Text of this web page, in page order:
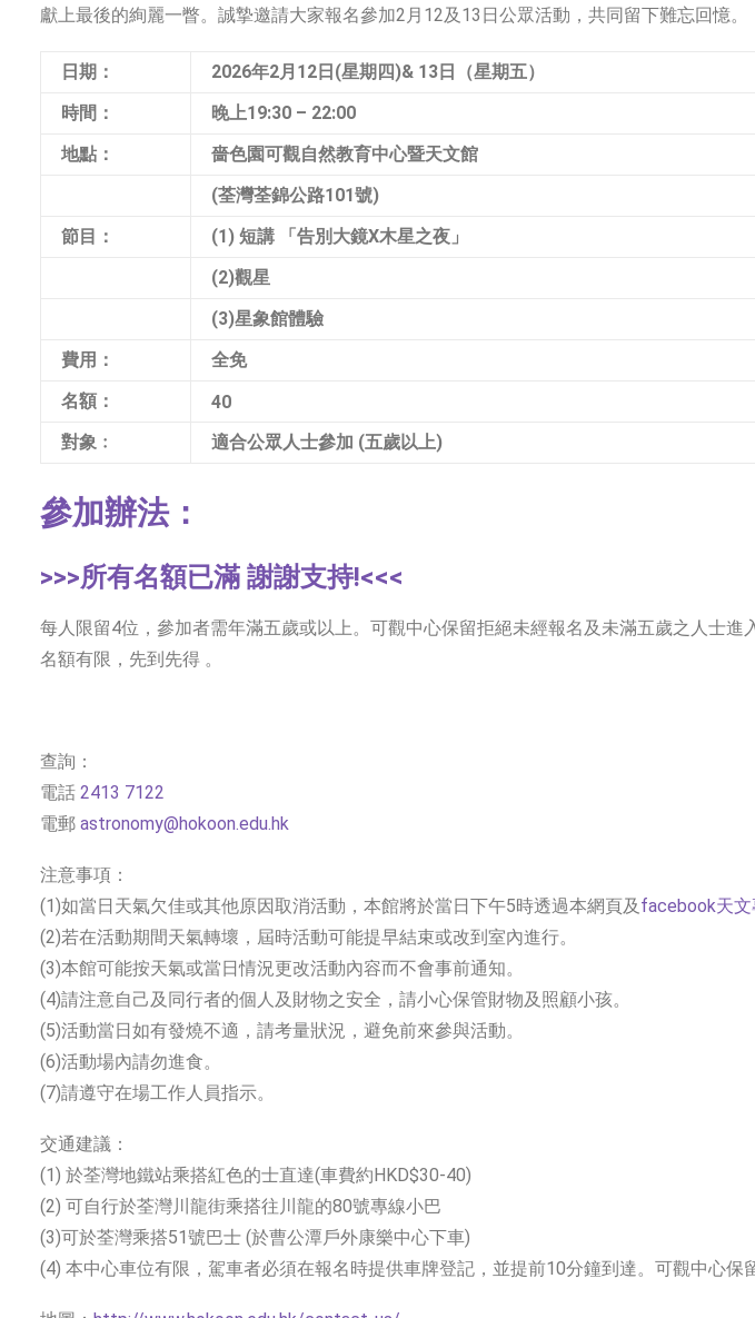
獻上最後的絢麗一瞥。誠摯邀請大家報名參加2月12及13日公眾活動，共同留下難忘回憶。
日期：
2026年2月12日(星期四)& 13日（星期五）
時間：
晚上19:30 – 22:00
地點：
嗇色園可觀自然教育中心暨天文館
(荃灣荃錦公路101號)
節目：
(1) 短講 「告別大鏡X木星之夜」
(2)觀星
(3)星象館體驗
費用：
全免
名額：
40
對象﹕
適合公眾人士參加 (五歲以上)
參加辦法：
>>>所有名額已滿 謝謝支持!<<<
每人限留4位，參加者需年滿五歲或以上。可觀中心保留拒絕未經報名及未滿五歲之人士進入
名額有限，先到先得 。
查詢：
電話 2413 7122
電郵 astronomy@hokoon.edu.hk
注意事項：
(1)如當日天氣欠佳或其他原因取消活動，本館將於當日下午5時透過本網頁及 facebook天
(2)若在活動期間天氣轉壞，屆時活動可能提早結束或改到室內進行。
(3)本館可能按天氣或當日情況更改活動內容而不會事前通知。
(4)請注意自己及同行者的個人及財物之安全，請小心保管財物及照顧小孩。
(5)活動當日如有發燒不適，請考量狀況，避免前來參與活動。
(6)活動場內請勿進食。
(7)請遵守在場工作人員指示。
交通建議：
(1) 於荃灣地鐵站乘搭紅色的士直達(車費約HKD$30-40)
(2) 可自行於荃灣川龍街乘搭往川龍的80號專線小巴
(3)可於荃灣乘搭51號巴士 (於曹公潭戶外康樂中心下車)
(4) 本中心車位有限，駕車者必須在報名時提供車牌登記，並提前10分鐘到達。可觀中心保